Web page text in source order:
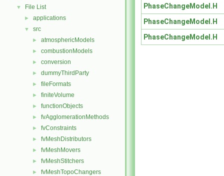
▼ File List
► applications
▼ src
► atmosphericModels
► combustionModels
► conversion
► dummyThirdParty
► fileFormats
► finiteVolume
► functionObjects
► fvAgglomerationMethods
► fvConstraints
► fvMeshDistributors
► fvMeshMovers
► fvMeshStitchers
► fvMeshTopoChangers
PhaseChangeModel.H
PhaseChangeModel.H
PhaseChangeModel.H